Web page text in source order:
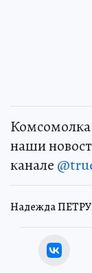
наши
канале
Надежда